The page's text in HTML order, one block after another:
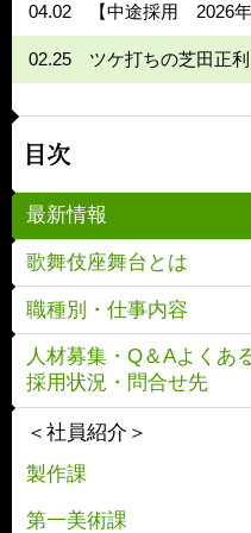
04.02 【中途採用 2026
02.25 ツケ打ちの芝田正
目次
最新情報
歌舞伎座舞台とは
職種別・仕事内容
人材募集・Q＆Aよくあ
採用状況・問合せ先
＜社員紹介＞
製作課
第一美術課